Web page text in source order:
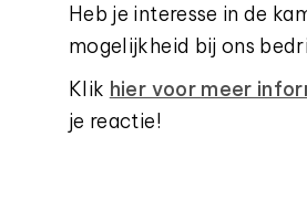
Heb je interesse in de
mogelijkheid bij ons
Klik hier voor meer
je reactie!